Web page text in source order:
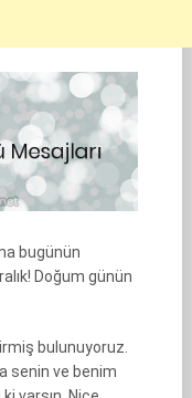
bugünün
Doğum günün
bulunuyoruz.
senin ve benim